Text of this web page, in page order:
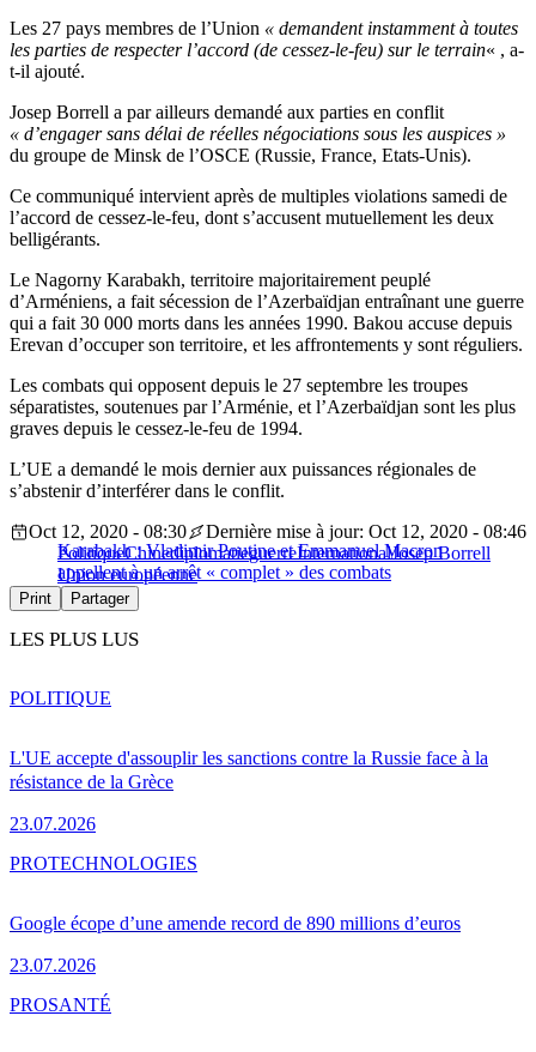
Les 27 pays membres de l’Union « demandent instamment à toutes
les parties de respecter l’accord (de cessez-le-feu) sur le terrain« , a-
t-il ajouté.
Josep Borrell a par ailleurs demandé aux parties en conflit
« d’engager sans délai de réelles négociations sous les auspices »
du groupe de Minsk de l’OSCE (Russie, France, Etats-Unis).
Ce communiqué intervient après de multiples violations samedi de
l’accord de cessez-le-feu, dont s’accusent mutuellement les deux
belligérants.
Le Nagorny Karabakh, territoire majoritairement peuplé
d’Arméniens, a fait sécession de l’Azerbaïdjan entraînant une guerre
qui a fait 30 000 morts dans les années 1990. Bakou accuse depuis
Erevan d’occuper son territoire, et les affrontements y sont réguliers.
Les combats qui opposent depuis le 27 septembre les troupes
séparatistes, soutenues par l’Arménie, et l’Azerbaïdjan sont les plus
graves depuis le cessez-le-feu de 1994.
L’UE a demandé le mois dernier aux puissances régionales de
s’abstenir d’interférer dans le conflit.
Karabakh : Vladimir Poutine et Emmanuel Macron
appellent à un arrêt « complet » des combats
Oct 12, 2020 - 08:30
Dernière mise à jour: Oct 12, 2020 - 08:46
PolitiqueChinediplomatieguerreInternationalJosep Borrell
Union européenne
Print Partager
LES PLUS LUS
L'UE accepte d'assouplir les sanctions contre la Russie face à la
résistance de la Grèce
23.07.2026
POLITIQUE
Google écope d’une amende record de 890 millions d’euros
23.07.2026
PROTECHNOLOGIES
PROSANTÉ